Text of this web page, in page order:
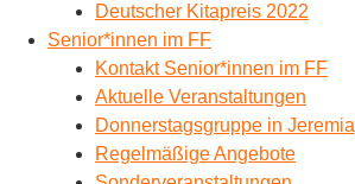
Deutscher Kitapreis 2022
Senior*innen im FF
Kontakt Senior*innen im FF
Aktuelle Veranstaltungen
Donnerstagsgruppe in Jeremia
Regelmäßige Angebote